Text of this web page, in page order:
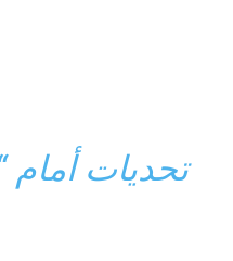
تحديات أمام